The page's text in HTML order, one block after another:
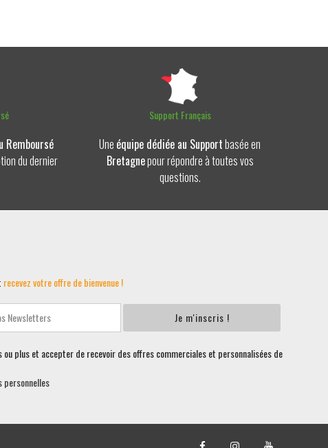
Remboursé
du dernier
Support Français
Une équipe dédiée au Supportbasée en
Bretagnepour répondre à toutes vos
questions.
recevez votre offre de bienvenue !
Je m'inscris !
ou plus et accepter de recevoir des offres commerciales et personnalisées de
personnelles